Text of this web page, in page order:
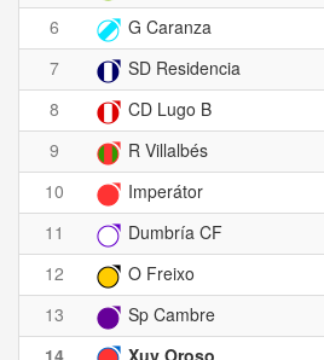
6
G Caranza
7
SD Residencia
8
CD Lugo B
9
R Villalbés
10
Imperátor
11
Dumbría CF
12
O Freixo
13
Sp Cambre